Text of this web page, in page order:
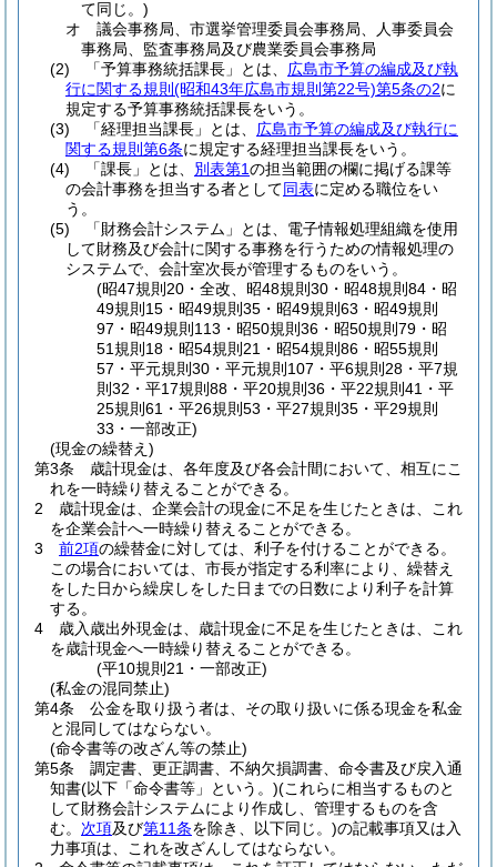
て同じ。)
オ
議会事務局、市選挙管理委員会事務局、人事委員会
事務局、監査事務局及び農業委員会事務局
(2)
「予算事務統括課長」とは、 広島市予算の編成及び執
行に関する規則 (昭和43年広島市規則第22号)第5条の2に
規定する予算事務統括課長をいう。
(3)
「経理担当課長」とは、 広島市予算の編成及び執行に
関する規則第6条に規定する経理担当課長をいう。
(4)
「課長」とは、 別表第1の担当範囲の欄に掲げる課等
の会計事務を担当する者として同表に定める職位をい
う。
(5)
「財務会計システム」とは、電子情報処理組織を使用
して財務及び会計に関する事務を行うための情報処理の
システムで、会計室次長が管理するものをいう。
(昭47規則20・全改、昭48規則30・昭48規則84・昭
49規則15・昭49規則35・昭49規則63・昭49規則
97・昭49規則113・昭50規則36・昭50規則79・昭
51規則18・昭54規則21・昭54規則86・昭55規則
57・平元規則30・平元規則107・平6規則28・平7規
則32・平17規則88・平20規則36・平22規則41・平
25規則61・平26規則53・平27規則35・平29規則
33・一部改正)
(現金の繰替え)
第3条
歳計現金は、各年度及び各会計間において、相互にこ
れを一時繰り替えることができる。
2
歳計現金は、企業会計の現金に不足を生じたときは、これ
を企業会計へ一時繰り替えることができる。
3
前2項の繰替金に対しては、利子を付けることができる。
この場合においては、市長が指定する利率により、繰替え
をした日から繰戻しをした日までの日数により利子を計算
する。
4
歳入歳出外現金は、歳計現金に不足を生じたときは、これ
を歳計現金へ一時繰り替えることができる。
(平10規則21・一部改正)
(私金の混同禁止)
第4条
公金を取り扱う者は、その取り扱いに係る現金を私金
と混同してはならない。
(命令書等の改ざん等の禁止)
第5条
調定書、更正調書、不納欠損調書、命令書及び戻入通
知書(以下「命令書等」という。)(これらに相当するものと
して財務会計システムにより作成し、管理するものを含
む。 次項及び第11条を除き、以下同じ。)の記載事項又は入
力事項は、これを改ざんしてはならない。